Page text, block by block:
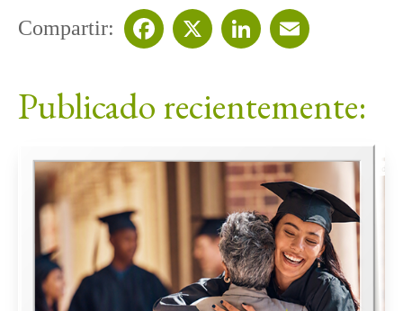
Compartir:
Publicado recientemente: